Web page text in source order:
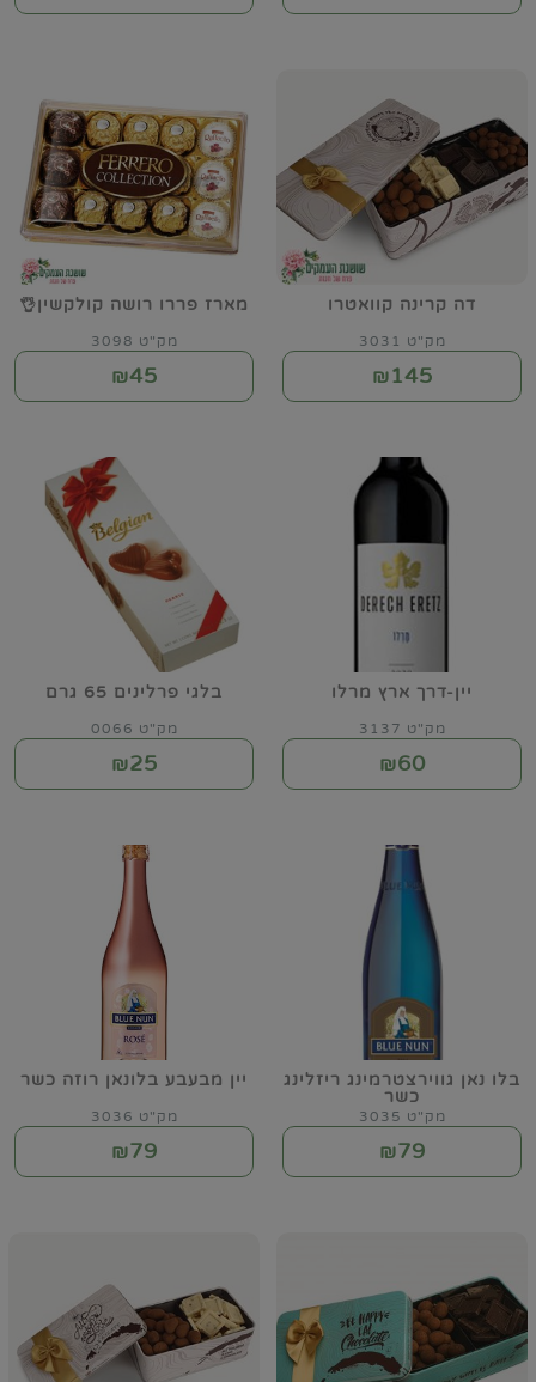
דה קרינה קוואטרו
מק"ט 3031
₪145
מארז פררו רושה קולקשין👌
מק"ט 3098
₪45
יין-דרך ארץ מרלו
מק"ט 3137
₪60
בלגי פרלינים 65 גרם
מק"ט 0066
₪25
בלו נאן גווירצטרמינג ריזלינג
כשר
מק"ט 3035
₪79
יין מבעבע בלונאן רוזה כשר
מק"ט 3036
₪79